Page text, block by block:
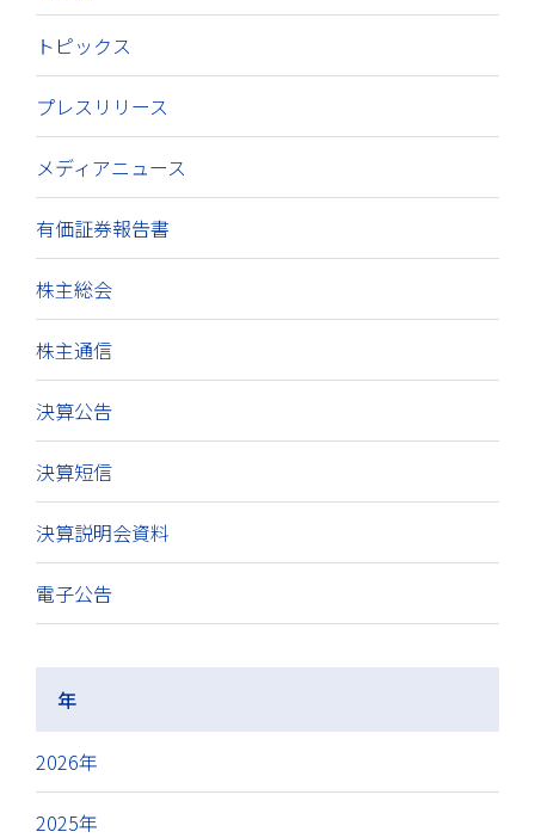
トピックス
プレスリリース
メディアニュース
有価証券報告書
株主総会
株主通信
決算公告
決算短信
決算説明会資料
電子公告
年
2026年
2025年